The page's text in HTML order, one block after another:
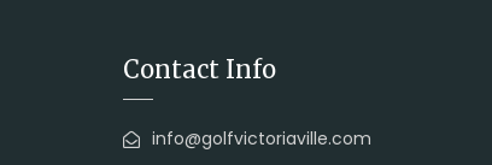
Contact Info
info@golfvictoriaville.com